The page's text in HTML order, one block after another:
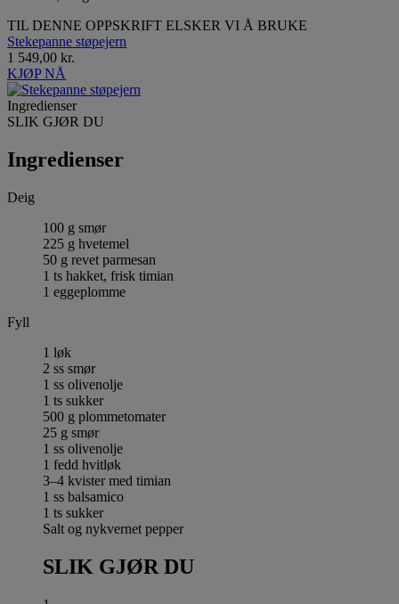
TIL DENNE OPPSKRIFT ELSKER VI Å BRUKE
Stekepanne støpejern
1 549,00 kr.
KJØP NÅ
Ingredienser
SLIK GJØR DU
Ingredienser
Deig
100 g smør
225 g hvetemel
50 g revet parmesan
1 ts hakket, frisk timian
1 eggeplomme
Fyll
1 løk
2 ss smør
1 ss olivenolje
1 ts sukker
500 g plommetomater
25 g smør
1 ss olivenolje
1 fedd hvitløk
3–4 kvister med timian
1 ss balsamico
1 ts sukker
Salt og nykvernet pepper
SLIK GJØR DU